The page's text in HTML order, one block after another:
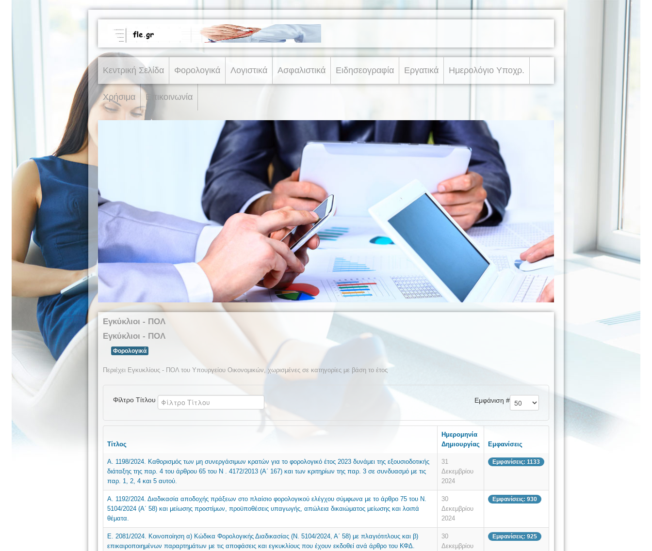
Κεντρική Σελίδα Φορολογικά Λογιστικά Ασφαλιστικά Ειδησεογραφία Εργατικά Ημερολόγιο Υποχρ.
Χρήσιμα Επικοινωνία
Εγκύκλιοι - ΠΟΛ
Εγκύκλιοι - ΠΟΛ
Φορολογικά
Περιέχει Εγκυκλίους - ΠΟΛ του Υπουργείου Οικονομικών, χωρισμένες σε κατηγορίες με βάση το έτος
Φίλτρο Τίτλου Εμφάνιση #
Τίτλος
Ημερομηνία
Δημιουργίας
Εμφανίσεις
Α. 1198/2024. Καθορισμός των μη συνεργάσιμων κρατών για το φορολογικό έτος 2023 δυνάμει της εξουσιοδοτικής
διάταξης της παρ. 4 του άρθρου 65 του N . 4172/2013 (Α΄ 167) και των κριτηρίων της παρ. 3 σε συνδυασμό με τις
παρ. 1, 2, 4 και 5 αυτού.
31
Δεκεμβρίου
2024
Εμφανίσεις: 1133
Α. 1192/2024. Διαδικασία αποδοχής πράξεων στο πλαίσιο φορολογικού ελέγχου σύμφωνα με το άρθρο 75 του N.
5104/2024 (Α΄ 58) και μείωσης προστίμων, προϋποθέσεις υπαγωγής, απώλεια δικαιώματος μείωσης και λοιπά
θέματα.
30
Δεκεμβρίου
2024
Εμφανίσεις: 930
Ε. 2081/2024. Κοινοποίηση α) Κώδικα Φορολογικής Διαδικασίας (Ν. 5104/2024, Α΄ 58) με πλαγιότιτλους και β)
επικαιροποιημένων παραρτημάτων με τις αποφάσεις και εγκυκλίους που έχουν εκδοθεί ανά άρθρο του ΚΦΔ.
30
Δεκεμβρίου
Εμφανίσεις: 925